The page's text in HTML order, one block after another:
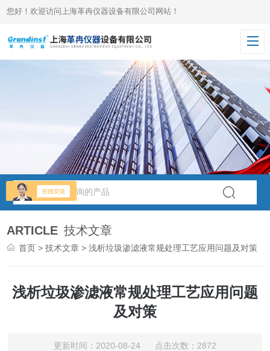
您好！欢迎访问上海革冉仪器设备有限公司网站！
ARTICLE 技术文章
首页 >技术文章 > 浅析垃圾渗滤液常规处理工艺应用问题及对策
浅析垃圾渗滤液常规处理工艺应用问题
及对策
更新时间：2020-08-24 点击次数：2872